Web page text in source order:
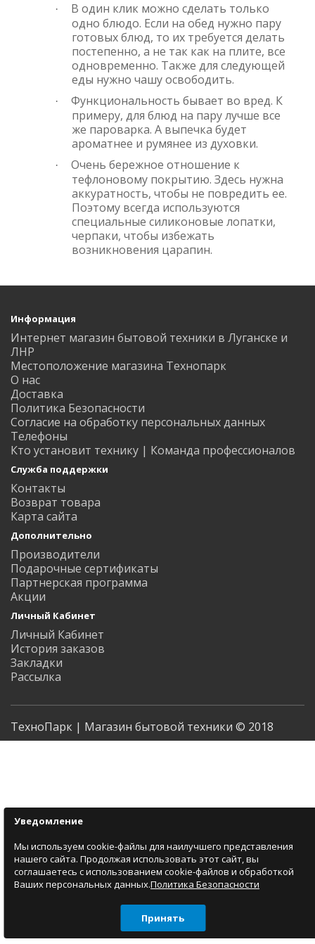
·
В один клик можно сделать только
одно блюдо. Если на обед нужно пару
готовых блюд, то их требуется делать
постепенно, а не так как на плите, все
одновременно. Также для следующей
еды нужно чашу освободить.
·
Функциональность бывает во вред. К
примеру, для блюд на пару лучше все
же пароварка. А выпечка будет
ароматнее и румянее из духовки.
·
Очень бережное отношение к
тефлоновому покрытию. Здесь нужна
аккуратность, чтобы не повредить ее.
Поэтому всегда используются
специальные силиконовые лопатки,
черпаки, чтобы избежать
возникновения царапин.
Информация
Интернет магазин бытовой техники в Луганске и
ЛНР
Местоположение магазина Технопарк
О нас
Доставка
Политика Безопасности
Согласие на обработку персональных данных
Телефоны
Кто установит технику | Команда профессионалов
Служба поддержки
Контакты
Возврат товара
Карта сайта
Дополнительно
Производители
Подарочные сертификаты
Партнерская программа
Акции
Личный Кабинет
Личный Кабинет
История заказов
Закладки
Рассылка
ТехноПарк | Магазин бытовой техники © 2018
Уведомление
Мы используем cookie-файлы для наилучшего представления
нашего сайта. Продолжая использовать этот сайт, вы
соглашаетесь с использованием cookie-файлов и обработкой
Ваших персональных данных.Политика Безопасности
Принять